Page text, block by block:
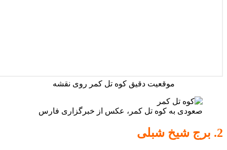
موقعیت دقیق کوه تل کمر روی نقشه
صعودی به کوه تل کمر، عکس از خبرگزاری فارس
2. برج شیخ شبلی